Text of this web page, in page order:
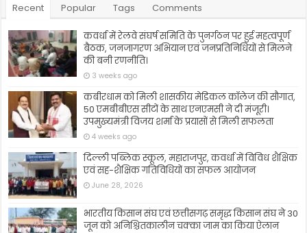
Recent Popular Tags Comments
कवर्धा में रेलवे संघर्ष समिति के पुनर्गठन पर हुई महत्वपूर्ण
बैठक, जनजागरण अभियान एवं जनप्रतिनिधियों से मिलने
की बनी रणनीति।
3 weeks ago
कबीरधाम को मिली शासकीय मेडिकल कॉलेज की सौगात,
50 एमबीबीएस सीटों के साथ एनएमसी ने दी मंजूरी।
उपमुख्यमंत्री विजय शर्मा के प्रयासों से मिली सफलता
4 weeks ago
दिल्ली पब्लिक स्कूल, महाराजपुर, कवर्धा में विविध शैक्षिक
एवं सह-शैक्षिक गतिविधियों का सफल आयोजन
June 28, 2026
भारतीय किसान संघ एवं छत्तीसगढ़ समृद्ध किसान संघ ने 30
जून को अनिश्चितकालीन चक्का जाम का किया ऐलान